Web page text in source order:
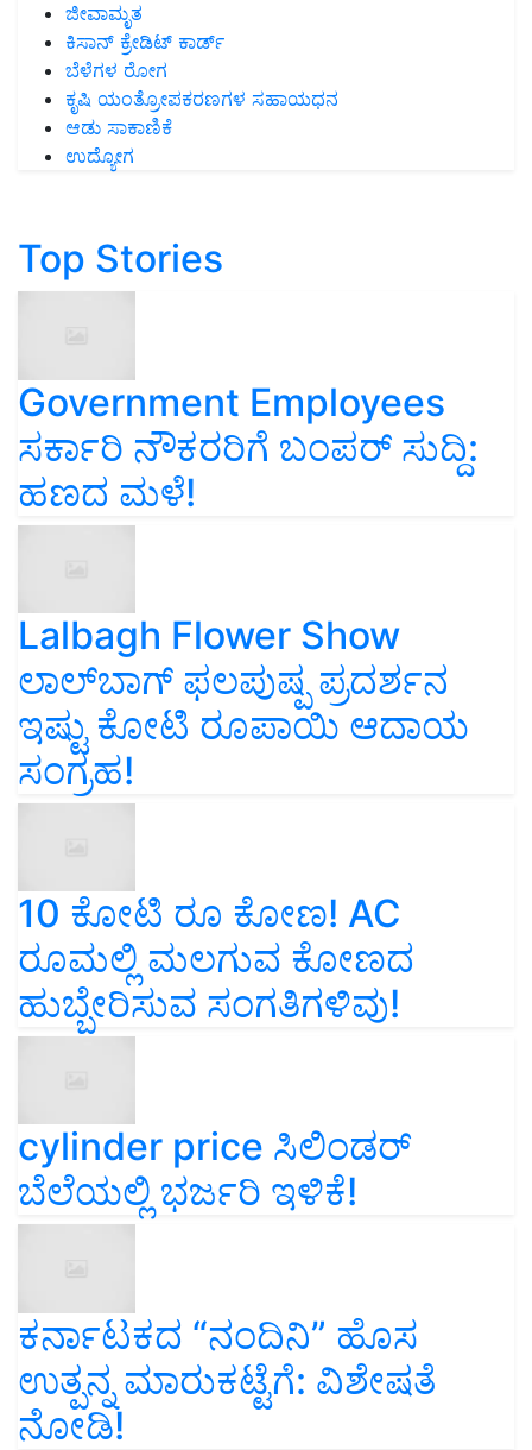
ಜೀವಾಮೃತ
ಕಿಸಾನ್ ಕ್ರೇಡಿಟ್ ಕಾರ್ಡ್
ಬೆಳೆಗಳ ರೋಗ
ಕೃಷಿ ಯಂತ್ರೋಪಕರಣಗಳ ಸಹಾಯಧನ
ಆಡು ಸಾಕಾಣಿಕೆ
ಉದ್ಯೋಗ
Top Stories
Government Employees
ಸರ್ಕಾರಿ ನೌಕರರಿಗೆ ಬಂಪರ್‌ ಸುದ್ದಿ:
ಹಣದ ಮಳೆ!
Lalbagh Flower Show
ಲಾಲ್‌ಬಾಗ್ ಫಲಪುಷ್ಪ ಪ್ರದರ್ಶನ
ಇಷ್ಟು ಕೋಟಿ ರೂಪಾಯಿ ಆದಾಯ
ಸಂಗ್ರಹ!
10 ಕೋಟಿ ರೂ ಕೋಣ! AC
ರೂಮಲ್ಲಿ ಮಲಗುವ ಕೋಣದ
ಹುಬ್ಬೇರಿಸುವ ಸಂಗತಿಗಳಿವು!
cylinder price ಸಿಲಿಂಡರ್‌
ಬೆಲೆಯಲ್ಲಿ ಭರ್ಜರಿ ಇಳಿಕೆ!
ಕರ್ನಾಟಕದ “ನಂದಿನಿ” ಹೊಸ
ಉತ್ಪನ್ನ ಮಾರುಕಟ್ಟೆಗೆ: ವಿಶೇಷತೆ
ನೋಡಿ!